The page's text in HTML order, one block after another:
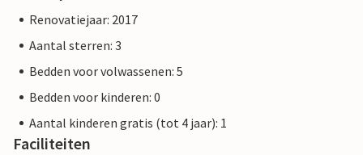
Renovatiejaar: 2017
Aantal sterren: 3
Bedden voor volwassenen: 5
Bedden voor kinderen: 0
Aantal kinderen gratis (tot 4 jaar): 1
Faciliteiten